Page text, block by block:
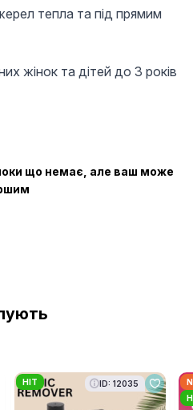
тепла та під прямим
жінок та дітей до 3 років
поки що немає, але ваш може
HIT ID: 12035